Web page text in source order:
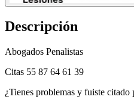
Descripción
Abogados Penalistas
Citas 55 87 64 61 39
¿Tienes problemas y fuiste